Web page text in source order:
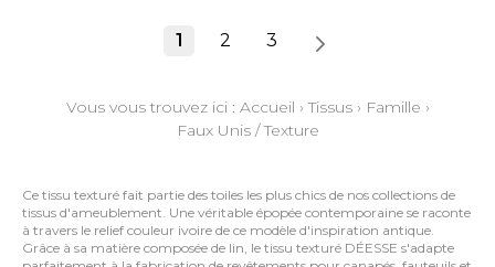
1 2 3
Vous vous trouvez ici : Accueil ›Tissus› Famille ›
Faux Unis / Texture
Ce tissu texturé fait partie des toiles les plus chics de nos collections de
tissus d'ameublement. Une véritable épopée contemporaine se raconte
à travers le relief couleur ivoire de ce modèle d'inspiration antique.
Grâce à sa matière composée de lin, le tissu texturé DÉESSE s'adapte